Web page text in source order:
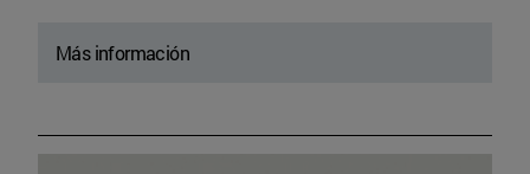
Más información